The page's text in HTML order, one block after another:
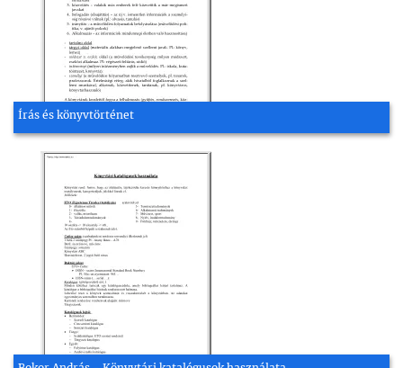
Írás és könyvtörténet